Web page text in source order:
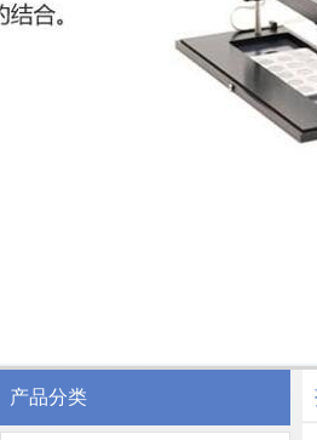
产品分类